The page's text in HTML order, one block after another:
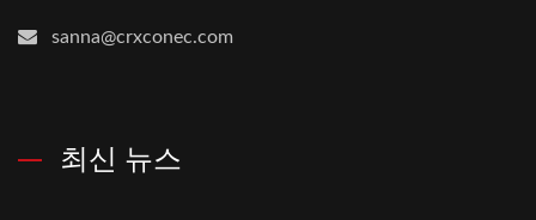
sanna@crxconec.com
최신 뉴스